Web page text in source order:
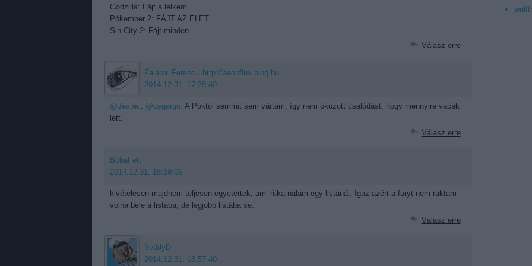
Godzilla: Fájt a lelkem
Pókember 2: FÁJT AZ ÉLET
Sin City 2: Fájt minden...
Válasz erre
Zalaba_Ferenc · http://aeonflux.blog.hu
2014.12.31. 17:29:40
@Jester.: @csgergo: A Póktól semmit sem vártam, így nem okozott csalódást, hogy mennyire vacak
lett.
Válasz erre
BobaFett
2014.12.31. 18:19:06
kivételesen majdnem teljesen egyetértek, ami ritka nálam egy listánál. Igaz azért a furyt nem raktam
volna bele a listába, de legjobb listába se.
Válasz erre
freddyD
2014.12.31. 18:57:40